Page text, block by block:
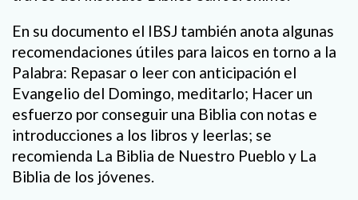
En su documento el IBSJ también anota algunas
recomendaciones útiles para laicos en torno a la
Palabra: Repasar o leer con anticipación el
Evangelio del Domingo, meditarlo; Hacer un
esfuerzo por conseguir una Biblia con notas e
introducciones a los libros y leerlas; se
recomienda La Biblia de Nuestro Pueblo y La
Biblia de los jóvenes.